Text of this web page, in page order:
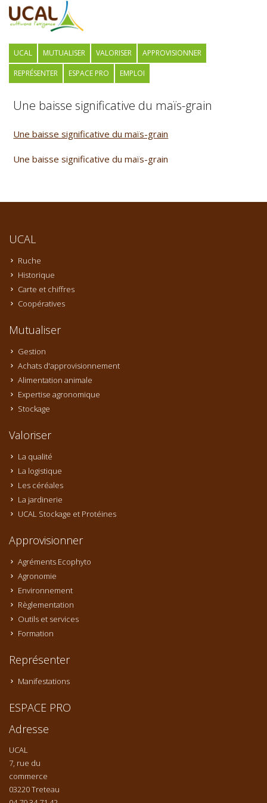
UCAL MUTUALISER VALORISER
APPROVISIONNER
REPRÉSENTER
ESPACE PRO EMPLOI
Une baisse significative du maïs-grain
Une baisse significative du maïs-grain
Une baisse significative du maïs-grain
UCAL
Ruche
Historique
Carte et chiffres
Coopératives
Mutualiser
Gestion
Achats d'approvisionnement
Alimentation animale
Expertise agronomique
Stockage
Valoriser
La qualité
La logistique
Les céréales
La jardinerie
UCAL Stockage et Protéines
Approvisionner
Agréments Ecophyto
Agronomie
Environnement
Règlementation
Outils et services
Formation
Représenter
Manifestations
ESPACE PRO
Adresse
UCAL
7, rue du
commerce
03220 Treteau